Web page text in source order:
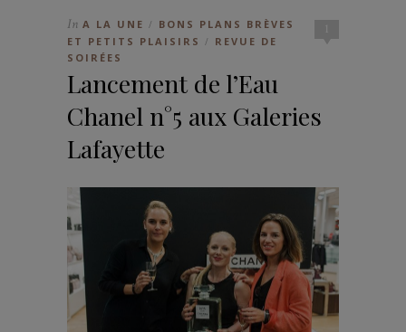
1
In A LA UNE /
BONS PLANS BRÈVES
ET PETITS PLAISIRS
/
REVUE DE
SOIRÉES
Lancement de l’Eau
Chanel n°5 aux Galeries
Lafayette